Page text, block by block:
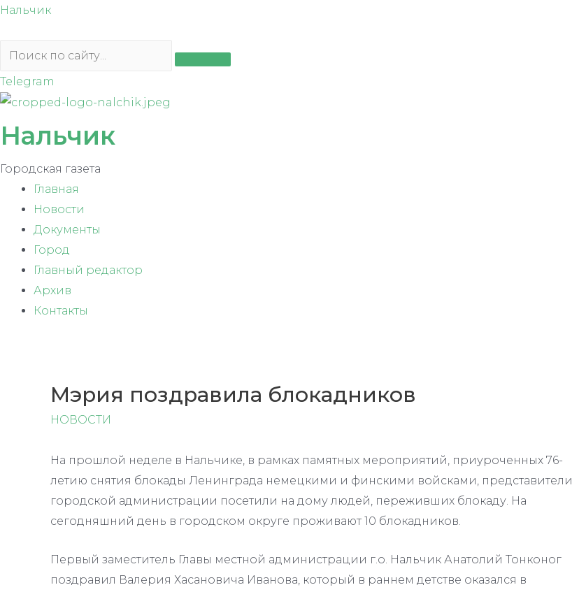
Перейти
содержимому
Нальчик
Telegram
Нальчик
Городская газета
Главная
Новости
Документы
Город
Главный редактор
Архив
Контакты
Мэрия поздравила блокадников
НОВОСТИ
На прошлой неделе в Нальчике, в рамках памятных мероприятий, приуроченных 76-
летию снятия блокады Ленинграда немецкими и финскими войсками, представители
городской администрации посетили на дому людей, переживших блокаду. На
сегодняшний день в городском округе проживают 10 блокадников.
Первый заместитель Главы местной администрации г.о. Нальчик Анатолий Тонконог
поздравил Валерия Хасановича Иванова, который в раннем детстве оказался в